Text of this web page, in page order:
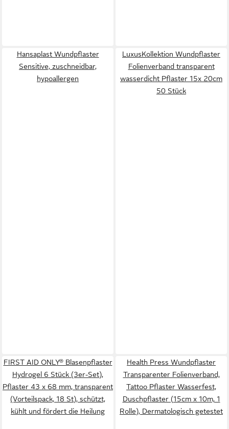
Hansaplast Wundpflaster
Sensitive, zuschneidbar,
hypoallergen
LuxusKollektion Wundpflaster
Folienverband transparent
wasserdicht Pflaster 15x 20cm
50 Stück
FIRST AID ONLY® Blasenpflaster
Hydrogel 6 Stück (3er-Set),
Pflaster 43 x 68 mm, transparent
(Vorteilspack, 18 St), schützt,
kühlt und fördert die Heilung
Health Press Wundpflaster
Transparenter Folienverband,
Tattoo Pflaster Wasserfest,
Duschpflaster (15cm x 10m, 1
Rolle), Dermatologisch getestet